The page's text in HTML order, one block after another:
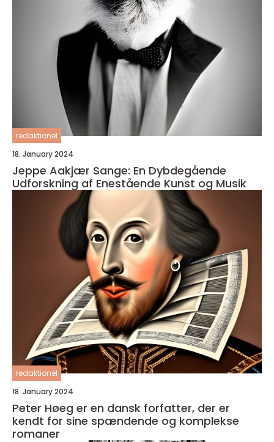
redaktionel
18. January 2024
Jeppe Aakjær Sange: En Dybdegående
Udforskning af Enestående Kunst og Musik
redaktionel
18. January 2024
Peter Høeg er en dansk forfatter, der er
kendt for sine spændende og komplekse
romaner